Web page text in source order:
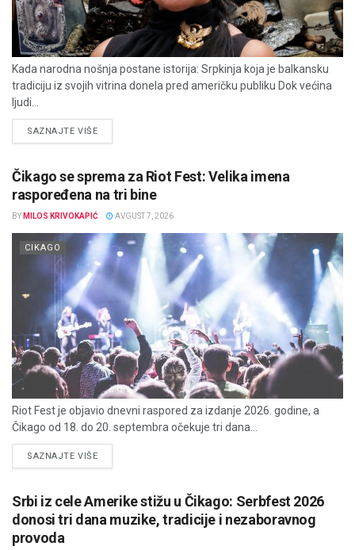
Kada narodna nošnja postane istorija: Srpkinja koja je balkansku
tradiciju iz svojih vitrina donela pred američku publiku Dok većina
ljudi...
SAZNAJTE VIŠEDETAILS
Čikago se sprema za Riot Fest: Velika imena
raspoređena na tri bine
BY MILOS KRIVOKAPIĆ AVGUST 7, 2026
CIKAGO
Riot Fest je objavio dnevni raspored za izdanje 2026. godine, a
Čikago od 18. do 20. septembra očekuje tri dana...
SAZNAJTE VIŠEDETAILS
Srbi iz cele Amerike stižu u Čikago: Serbfest 2026
donosi tri dana muzike, tradicije i nezaboravnog
provoda